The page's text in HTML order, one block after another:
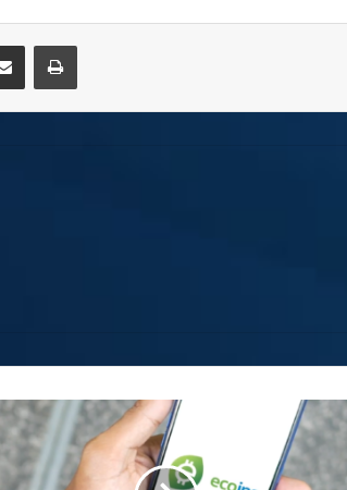
Compartir por correo electrónicoImprimir